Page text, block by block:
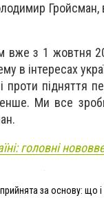
Гройсман,
вже з 1 жовтня
в інтересах
проти підняття
Ми все
головні
за основу: що і